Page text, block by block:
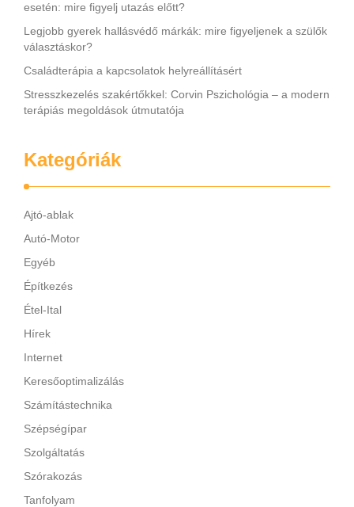
esetén: mire figyelj utazás előtt?
Legjobb gyerek hallásvédő márkák: mire figyeljenek a szülők
választáskor?
Családterápia a kapcsolatok helyreállításért
Stresszkezelés szakértőkkel: Corvin Pszichológia – a modern
terápiás megoldások útmutatója
Kategóriák
Ajtó-ablak
Autó-Motor
Egyéb
Építkezés
Étel-Ital
Hírek
Internet
Keresőoptimalizálás
Számítástechnika
Szépségípar
Szolgáltatás
Szórakozás
Tanfolyam